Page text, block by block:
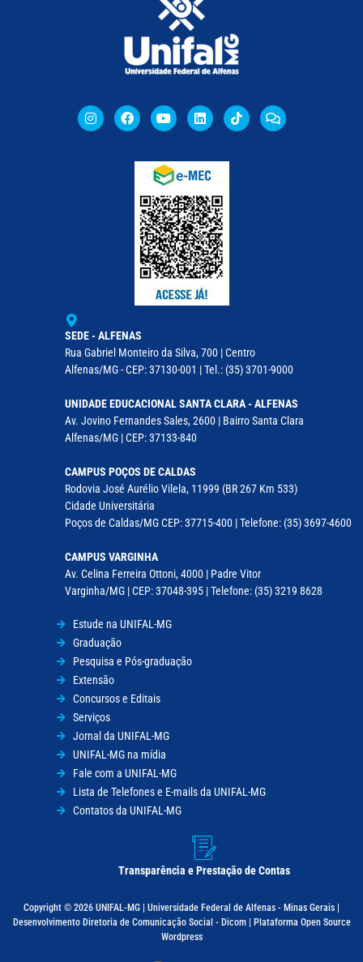
SEDE - ALFENAS
Rua Gabriel Monteiro da Silva, 700 | Centro
Alfenas/MG - CEP: 37130-001 | Tel.: (35) 3701-9000
UNIDADE EDUCACIONAL SANTA CLARA - ALFENAS
Av. Jovino Fernandes Sales, 2600 | Bairro Santa Clara
Alfenas/MG | CEP: 37133-840
CAMPUS POÇOS DE CALDAS
Rodovia José Aurélio Vilela, 11999 (BR 267 Km 533)
Cidade Universitária
Poços de Caldas/MG CEP: 37715-400 | Telefone: (35) 3697-4600
CAMPUS VARGINHA
Av. Celina Ferreira Ottoni, 4000 | Padre Vitor
Varginha/MG | CEP: 37048-395 | Telefone: (35) 3219 8628
Estude na UNIFAL-MG
Graduação
Pesquisa e Pós-graduação
Extensão
Concursos e Editais
Serviços
Jornal da UNIFAL-MG
UNIFAL-MG na mídia
Fale com a UNIFAL-MG
Lista de Telefones e E-mails da UNIFAL-MG
Contatos da UNIFAL-MG
Transparência e Prestação de Contas
Copyright © 2026 UNIFAL-MG | Universidade Federal de Alfenas - Minas Gerais |
Desenvolvimento Diretoria de Comunicação Social - Dicom | Plataforma Open Source
Wordpress